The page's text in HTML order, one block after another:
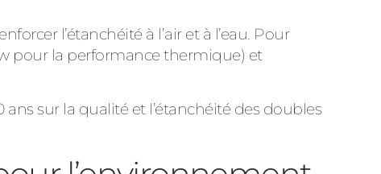
l’étanchéité à l’air et à l’eau. Pour
pour la performance thermique) et
sur la qualité et l’étanchéité des doubles